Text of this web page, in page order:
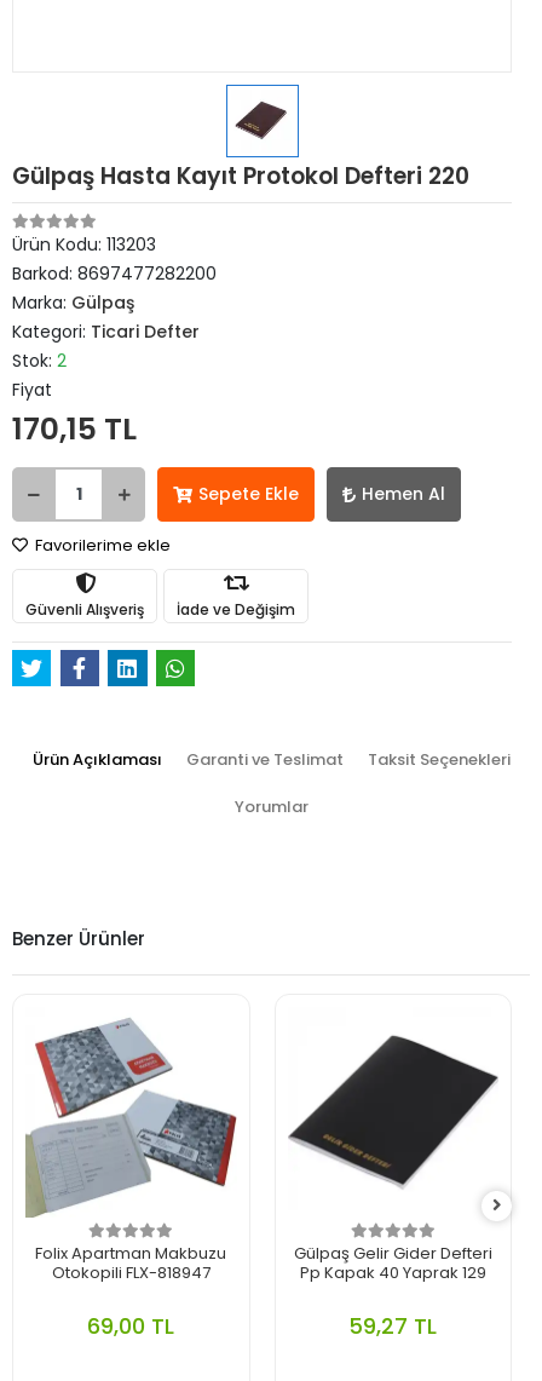
Gülpaş Hasta Kayıt Protokol Defteri 220
Ürün Kodu: 113203
Barkod: 8697477282200
Marka: Gülpaş
Kategori: Ticari Defter
Stok: 2
Fiyat
170,15 TL
Sepete Ekle Hemen Al
Favorilerime ekle
Güvenli Alışveriş İade ve Değişim
Ürün Açıklaması Garanti ve Teslimat Taksit Seçenekleri
Yorumlar
Benzer Ürünler
Folix Apartman Makbuzu
Otokopili FLX-818947
69,00 TL
Gülpaş Gelir Gider Defteri
Pp Kapak 40 Yaprak 129
59,27 TL